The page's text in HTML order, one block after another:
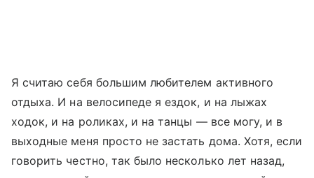
Я считаю себя большим любителем активного
отдыха. И на велосипеде я ездок, и на лыжах
ходок, и на роликах, и на танцы — все могу, и в
выходные меня просто не застать дома. Хотя, если
говорить честно, так было несколько лет назад,